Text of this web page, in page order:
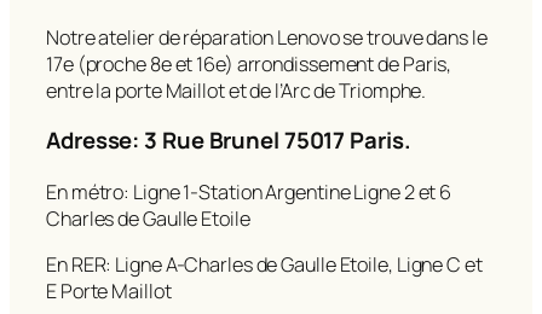
Notre atelier de réparation Lenovo se trouve dans le
17e (proche 8e et 16e) arrondissement de Paris,
entre la porte Maillot et de l’Arc de Triomphe.
Adresse: 3 Rue Brunel 75017 Paris.
En métro: Ligne 1-Station Argentine Ligne 2 et 6
Charles de Gaulle Etoile
En RER: Ligne A-Charles de Gaulle Etoile, Ligne C et
E Porte Maillot